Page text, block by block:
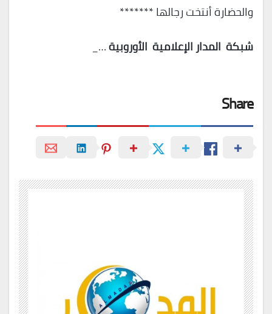
والحضارة أنتخت رجالها *******
شبكة المدارالإعلامية الأوروبية…_
Share